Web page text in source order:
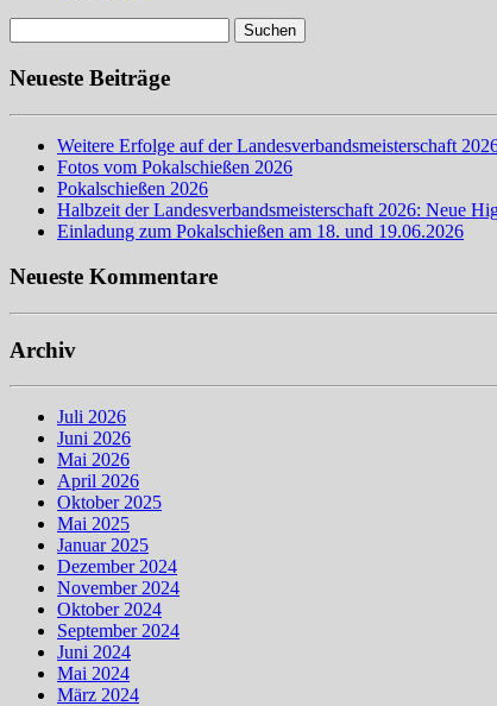
nach:
Neueste Beiträge
Weitere Erfolge auf der Landesverbandsmeisterschaft
Fotos vom Pokalschießen 2026
Pokalschießen 2026
Halbzeit der Landesverbandsmeisterschaft 2026: Neue
Einladung zum Pokalschießen am 18. und 19.06.2026
Neueste Kommentare
Archiv
Juli 2026
Juni 2026
Mai 2026
April 2026
Oktober 2025
Mai 2025
Januar 2025
Dezember 2024
November 2024
Oktober 2024
September 2024
Juni 2024
Mai 2024
März 2024